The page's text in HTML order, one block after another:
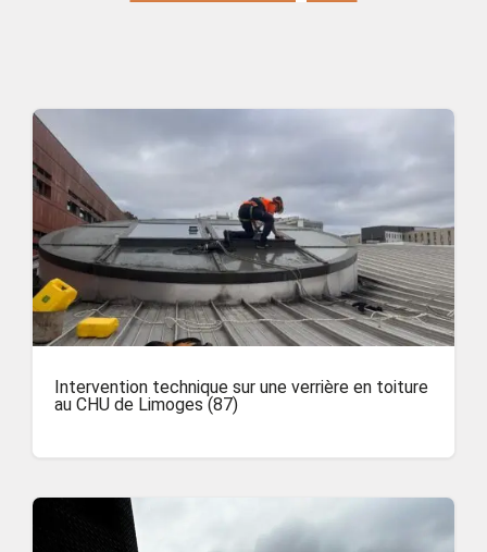
Intervention technique sur une verrière en toiture
au CHU de Limoges (87)